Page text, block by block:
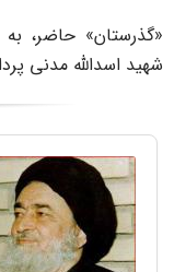
حاضر، به
اسدالله مدنی